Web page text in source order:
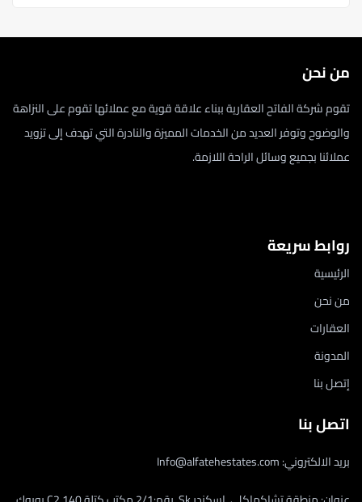
من نحن
تقوم شركة الفاتح العقارية ببناء علاقة قوية مع عملائها تقوم على النزاهة
والوضوح وتوفر العديد من الخدمات المميزة والنادرة التي تهدف إلى تزويد
عملائنا بجميع وسائل الراحة اللازمة.
روابط سريعة
الرئيسية
من نحن
العقارات
المدونة
إتصل بنا
اتصل بنا
بريد الالكتروني: Info@alfatehestates.com